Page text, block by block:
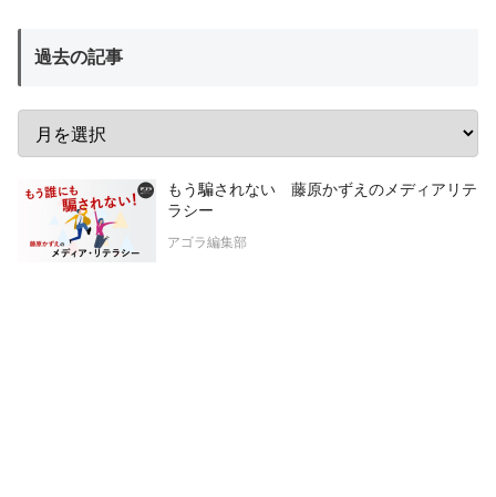
過去の記事
もう騙されない 藤原かずえのメディアリテ
ラシー
アゴラ編集部